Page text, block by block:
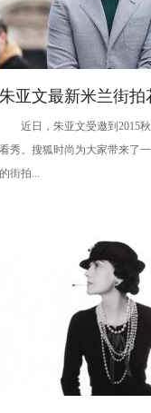
朱亚文最新米兰街拍
光！ 帅气难挡
近日，朱亚文受邀到2015秋
看秀。搜狐时尚为大家带来了
的街拍...